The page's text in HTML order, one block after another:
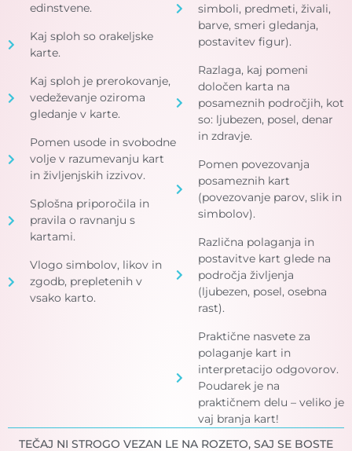
edinstvene.
Kaj sploh so orakeljske
karte.
Kaj sploh je prerokovanje,
vedeževanje oziroma
gledanje v karte.
Pomen usode in svobodne
volje v razumevanju kart
in življenjskih izzivov.
Splošna priporočila in
pravila o ravnanju s
kartami.
Vlogo simbolov, likov in
zgodb, prepletenih v
vsako karto.
simboli, predmeti, živali,
barve, smeri gledanja,
postavitev figur).
Razlaga, kaj pomeni
določen karta na
posameznih področjih, kot
so: ljubezen, posel, denar
in zdravje.
Pomen povezovanja
posameznih kart
(povezovanje parov, slik in
simbolov).
Različna polaganja in
postavitve kart glede na
področja življenja
(ljubezen, posel, osebna
rast).
Praktične nasvete za
polaganje kart in
interpretacijo odgovorov.
Poudarek je na
praktičnem delu – veliko je
vaj branja kart!
TEČAJ NI STROGO VEZAN LE NA ROZETO, SAJ SE BOSTE